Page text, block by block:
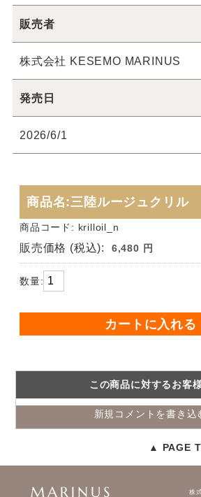
販売者
株式会社 KESEMO MARINUS
発売日
2026/6/1
商品名:三陸ルージュクリル
商品コード: krilloil_n
販売価格 (税込): 6,480 円
数量:
カートに入れる
この商品に対するお客
新規コメントを書き込
▲ PAGE
株